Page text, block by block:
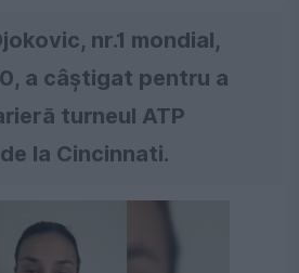
nr.1 mondial,
a câştigat pentru a
turneul ATP
la Cincinnati.